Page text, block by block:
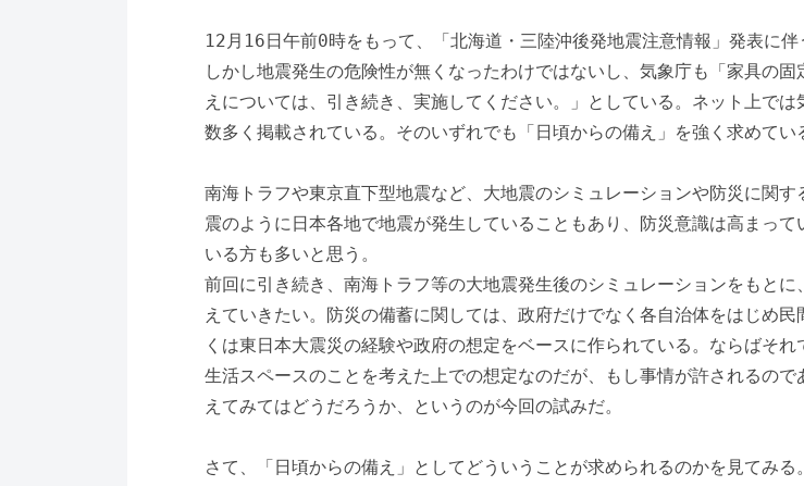
12月16日午前0時をもって、「北海道・三陸沖後発地震注意情報」発表に
しかし地震発生の危険性が無くなったわけではないし、気象庁も「家具の
えについては、引き続き、実施してください。」としている。ネット上で
数多く掲載されている。そのいずれでも「日頃からの備え」を強く求めてい
南海トラフや東京直下型地震など、大地震のシミュレーションや防災に関
震のように日本各地で地震が発生していることもあり、防災意識は高まっ
いる方も多いと思う。
前回に引き続き、南海トラフ等の大地震発生後のシミュレーションをもと
えていきたい。防災の備蓄に関しては、政府だけでなく各自治体をはじめ
くは東日本大震災の経験や政府の想定をベースに作られている。ならばそ
生活スペースのことを考えた上での想定なのだが、もし事情が許されるの
えてみてはどうだろうか、というのが今回の試みだ。
さて、「日頃からの備え」としてどういうことが求められるのかを見てみる。